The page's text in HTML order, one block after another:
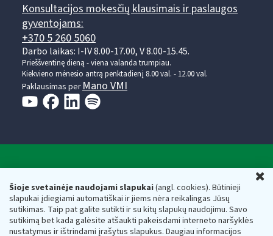
Šioje svetainėje naudojami slapukai(angl. cookies). Būtinieji
slapukai įdiegiami automatiškai ir jiems nėra reikalingas Jūsų
sutikimas. Taip pat galite sutikti ir su kitų slapukų naudojimu. Savo
sutikimą bet kada galėsite atšaukti pakeisdami interneto naršyklės
nustatymus ir ištrindami įrašytus slapukus. Daugiau informacijos
Konsultacijos mokesčių klausimais ir paslaugos
gyventojams:
+370 5 260 5060
Darbo laikas: I-IV 8.00-17.00, V 8.00-15.45.
Prieššventinę dieną - viena valanda trumpiau.
Kiekvieno mėnesio antrą penktadienį 8.00 val. - 12.00 val.
Paklausimas per Mano VMI
Respublikos finansų ministerijos
Biudžetinė įstaiga. Juridinio asmens kodas — 188659752,
adresas: Vasario 16-osios g. 14, 01107 Vilnius, Lietuva, el.paštas:
vmi@vmi.lt, E. pristatymo dėžutės adresas 188659752